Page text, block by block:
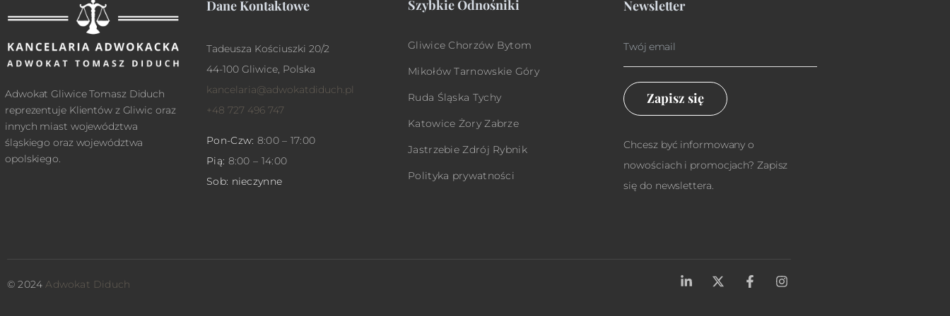
Adwokat Gliwice Tomasz Diduch
reprezentuje Klientów z Gliwic oraz
innych miast województwa
śląskiego oraz województwa
opolskiego.
Dane Kontaktowe
Tadeusza Kościuszki 20/2
44-100 Gliwice, Polska
kancelaria@adwokatdiduch.pl
+48 727 496 747
Pon-Czw: 8:00 – 17:00
Pią: 8:00 – 14:00
Sob: nieczynne
Szybkie Odnośniki
Gliwice Chorzów Bytom
Mikołów Tarnowskie Góry
Ruda Śląska Tychy
Katowice Żory Zabrze
Jastrzebie Zdrój Rybnik
Polityka prywatności
Newsletter
Zapisz się
Chcesz być informowany o
nowościach i promocjach? Zapisz
się do newslettera.
© 2024Adwokat Diduch